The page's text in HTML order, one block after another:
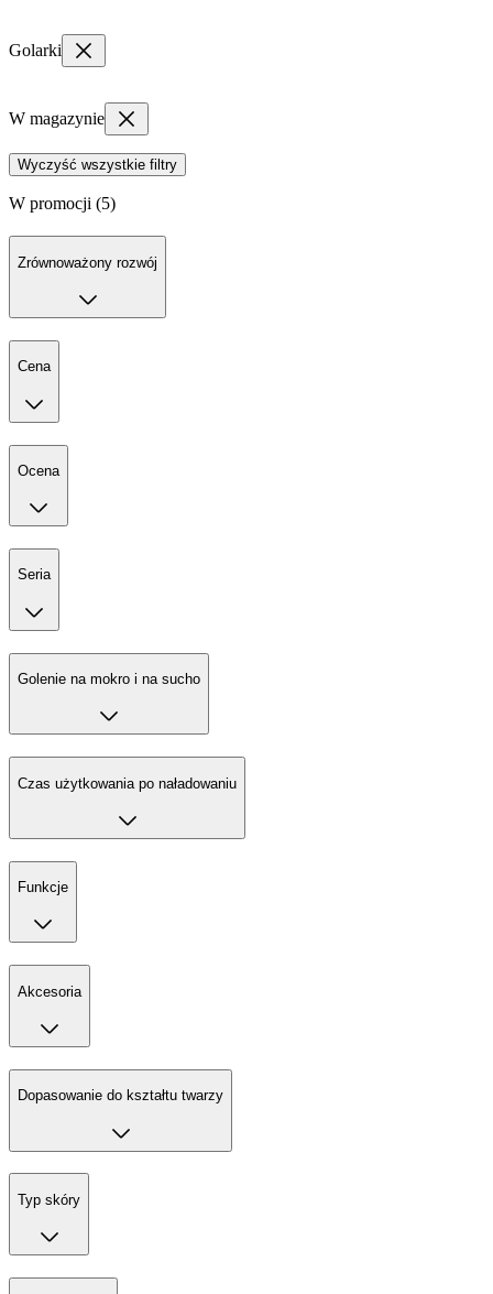
Golarki
W magazynie
Wyczyść wszystkie filtry
W promocji (5)
Zrównoważony rozwój
Cena
Ocena
Seria
Golenie na mokro i na sucho
Czas użytkowania po naładowaniu
Funkcje
Akcesoria
Dopasowanie do kształtu twarzy
Typ skóry